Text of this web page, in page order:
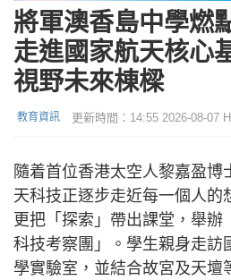
將軍澳香島中學燃
走進國家航天核心
視野未來棟樑
教育資訊 更新時間：14:55 2026-08-07
隨着首位香港太空人黎嘉盈博
天科技正逐步走近每一個人的
更把「探索」帶出課堂，舉辦
科技考察團」。學生親身走訪
學實驗室，並結合故宮及天壇